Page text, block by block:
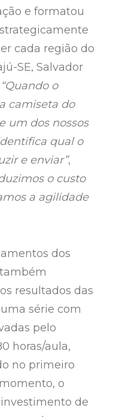
e formatou
cada região do
SE, Salvador
“Quando o
camiseta do
um dos nossos
qual o
e enviar”,
o custo
a agilidade
dos
resultados das
série com
pelo
horas/aula,
no primeiro
o
de